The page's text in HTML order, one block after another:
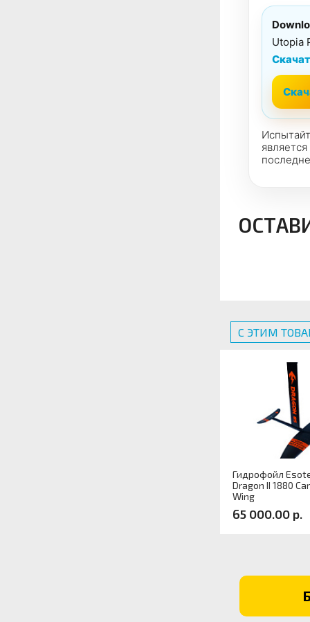
Utopia
С ЭТИМ
Гидрофойл
Dragon II 1880
Wing
65 000.00 р.